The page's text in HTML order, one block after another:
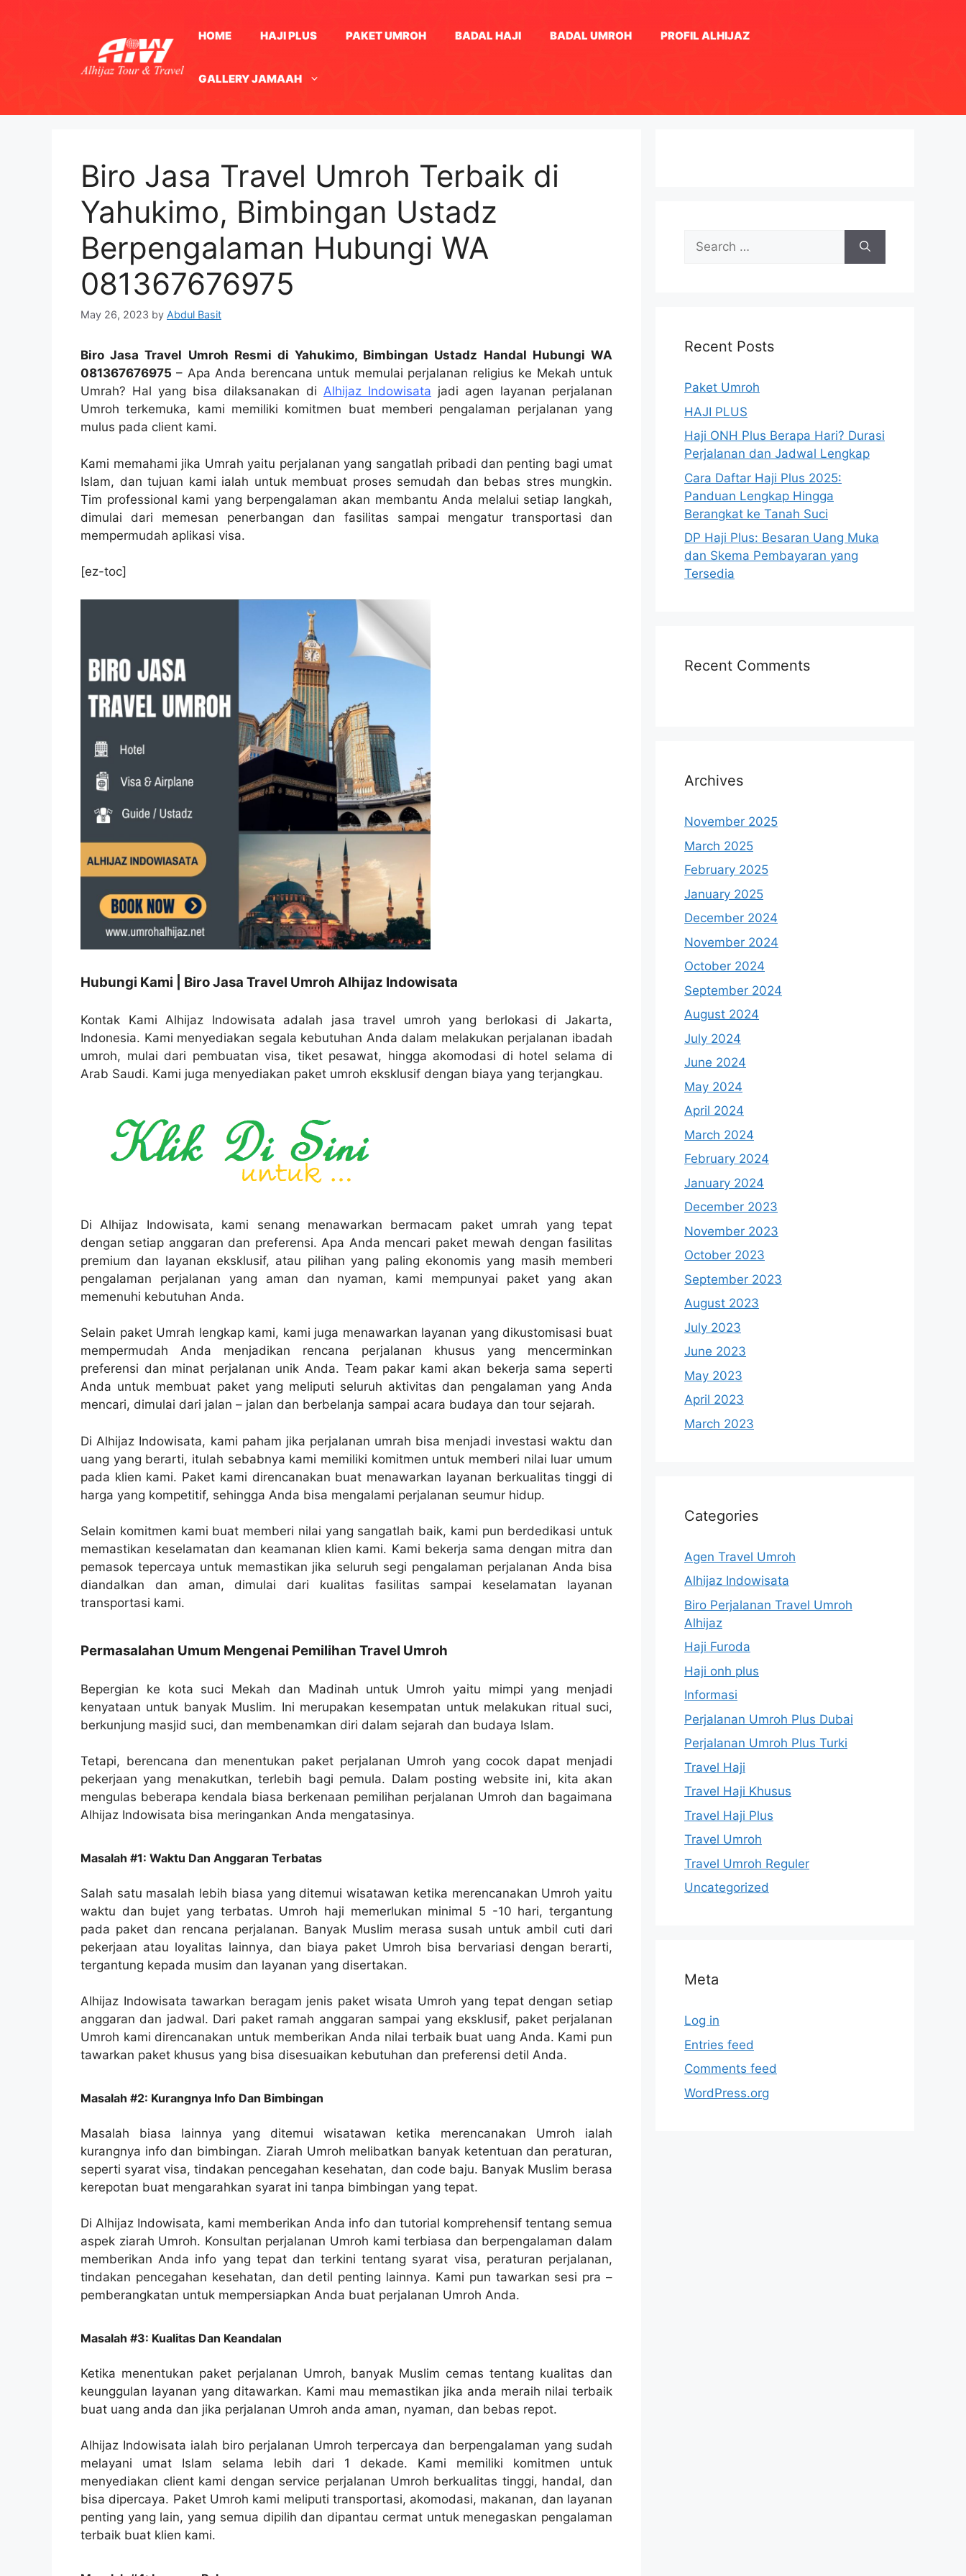
HOME HAJI PLUS PAKET UMROH BADAL HAJI BADAL UMROH PROFIL ALHIJAZ
GALLERY JAMAAH
Biro Jasa Travel Umroh Terbaik di
Yahukimo, Bimbingan Ustadz
Berpengalaman Hubungi WA
081367676975
May 26, 2023 by Abdul Basit
Biro Jasa Travel Umroh Resmi di Yahukimo, Bimbingan Ustadz Handal Hubungi WA
081367676975 – Apa Anda berencana untuk memulai perjalanan religius ke Mekah untuk
Umrah? Hal yang bisa dilaksanakan di Alhijaz Indowisata jadi agen layanan perjalanan
Umroh terkemuka, kami memiliki komitmen buat memberi pengalaman perjalanan yang
mulus pada client kami.
Kami memahami jika Umrah yaitu perjalanan yang sangatlah pribadi dan penting bagi umat
Islam, dan tujuan kami ialah untuk membuat proses semudah dan bebas stres mungkin.
Tim professional kami yang berpengalaman akan membantu Anda melalui setiap langkah,
dimulai dari memesan penerbangan dan fasilitas sampai mengatur transportasi dan
mempermudah aplikasi visa.
[ez-toc]
Hubungi Kami | Biro Jasa Travel Umroh Alhijaz Indowisata
Kontak Kami Alhijaz Indowisata adalah jasa travel umroh yang berlokasi di Jakarta,
Indonesia. Kami menyediakan segala kebutuhan Anda dalam melakukan perjalanan ibadah
umroh, mulai dari pembuatan visa, tiket pesawat, hingga akomodasi di hotel selama di
Arab Saudi. Kami juga menyediakan paket umroh eksklusif dengan biaya yang terjangkau.
Di Alhijaz Indowisata, kami senang menawarkan bermacam paket umrah yang tepat
dengan setiap anggaran dan preferensi. Apa Anda mencari paket mewah dengan fasilitas
premium dan layanan eksklusif, atau pilihan yang paling ekonomis yang masih memberi
pengalaman perjalanan yang aman dan nyaman, kami mempunyai paket yang akan
memenuhi kebutuhan Anda.
Selain paket Umrah lengkap kami, kami juga menawarkan layanan yang dikustomisasi buat
mempermudah Anda menjadikan rencana perjalanan khusus yang mencerminkan
preferensi dan minat perjalanan unik Anda. Team pakar kami akan bekerja sama seperti
Anda untuk membuat paket yang meliputi seluruh aktivitas dan pengalaman yang Anda
mencari, dimulai dari jalan – jalan dan berbelanja sampai acara budaya dan tour sejarah.
Di Alhijaz Indowisata, kami paham jika perjalanan umrah bisa menjadi investasi waktu dan
uang yang berarti, itulah sebabnya kami memiliki komitmen untuk memberi nilai luar umum
pada klien kami. Paket kami direncanakan buat menawarkan layanan berkualitas tinggi di
harga yang kompetitif, sehingga Anda bisa mengalami perjalanan seumur hidup.
Selain komitmen kami buat memberi nilai yang sangatlah baik, kami pun berdedikasi untuk
memastikan keselamatan dan keamanan klien kami. Kami bekerja sama dengan mitra dan
pemasok tepercaya untuk memastikan jika seluruh segi pengalaman perjalanan Anda bisa
diandalkan dan aman, dimulai dari kualitas fasilitas sampai keselamatan layanan
transportasi kami.
Permasalahan Umum Mengenai Pemilihan Travel Umroh
Bepergian ke kota suci Mekah dan Madinah untuk Umroh yaitu mimpi yang menjadi
kenyataan untuk banyak Muslim. Ini merupakan kesempatan untuk melakukan ritual suci,
berkunjung masjid suci, dan membenamkan diri dalam sejarah dan budaya Islam.
Tetapi, berencana dan menentukan paket perjalanan Umroh yang cocok dapat menjadi
pekerjaan yang menakutkan, terlebih bagi pemula. Dalam posting website ini, kita akan
mengulas beberapa kendala biasa berkenaan pemilihan perjalanan Umroh dan bagaimana
Alhijaz Indowisata bisa meringankan Anda mengatasinya.
Masalah #1: Waktu Dan Anggaran Terbatas
Salah satu masalah lebih biasa yang ditemui wisatawan ketika merencanakan Umroh yaitu
waktu dan bujet yang terbatas. Umroh haji memerlukan minimal 5 -10 hari, tergantung
pada paket dan rencana perjalanan. Banyak Muslim merasa susah untuk ambil cuti dari
pekerjaan atau loyalitas lainnya, dan biaya paket Umroh bisa bervariasi dengan berarti,
tergantung kepada musim dan layanan yang disertakan.
Alhijaz Indowisata tawarkan beragam jenis paket wisata Umroh yang tepat dengan setiap
anggaran dan jadwal. Dari paket ramah anggaran sampai yang eksklusif, paket perjalanan
Umroh kami direncanakan untuk memberikan Anda nilai terbaik buat uang Anda. Kami pun
tawarkan paket khusus yang bisa disesuaikan kebutuhan dan preferensi detil Anda.
Masalah #2: Kurangnya Info Dan Bimbingan
Masalah biasa lainnya yang ditemui wisatawan ketika merencanakan Umroh ialah
kurangnya info dan bimbingan. Ziarah Umroh melibatkan banyak ketentuan dan peraturan,
seperti syarat visa, tindakan pencegahan kesehatan, dan code baju. Banyak Muslim berasa
kerepotan buat mengarahkan syarat ini tanpa bimbingan yang tepat.
Di Alhijaz Indowisata, kami memberikan Anda info dan tutorial komprehensif tentang semua
aspek ziarah Umroh. Konsultan perjalanan Umroh kami terbiasa dan berpengalaman dalam
memberikan Anda info yang tepat dan terkini tentang syarat visa, peraturan perjalanan,
tindakan pencegahan kesehatan, dan detil penting lainnya. Kami pun tawarkan sesi pra –
pemberangkatan untuk mempersiapkan Anda buat perjalanan Umroh Anda.
Masalah #3: Kualitas Dan Keandalan
Ketika menentukan paket perjalanan Umroh, banyak Muslim cemas tentang kualitas dan
keunggulan layanan yang ditawarkan. Kami mau memastikan jika anda meraih nilai terbaik
buat uang anda dan jika perjalanan Umroh anda aman, nyaman, dan bebas repot.
Alhijaz Indowisata ialah biro perjalanan Umroh terpercaya dan berpengalaman yang sudah
melayani umat Islam selama lebih dari 1 dekade. Kami memiliki komitmen untuk
menyediakan client kami dengan service perjalanan Umroh berkualitas tinggi, handal, dan
bisa dipercaya. Paket Umroh kami meliputi transportasi, akomodasi, makanan, dan layanan
penting yang lain, yang semua dipilih dan dipantau cermat untuk menegaskan pengalaman
terbaik buat klien kami.
Search
for:
Recent Posts
Paket Umroh
HAJI PLUS
Haji ONH Plus Berapa Hari? Durasi
Perjalanan dan Jadwal Lengkap
Cara Daftar Haji Plus 2025:
Panduan Lengkap Hingga
Berangkat ke Tanah Suci
DP Haji Plus: Besaran Uang Muka
dan Skema Pembayaran yang
Tersedia
Recent Comments
Archives
November 2025
March 2025
February 2025
January 2025
December 2024
November 2024
October 2024
September 2024
August 2024
July 2024
June 2024
May 2024
April 2024
March 2024
February 2024
January 2024
December 2023
November 2023
October 2023
September 2023
August 2023
July 2023
June 2023
May 2023
April 2023
March 2023
Categories
Agen Travel Umroh
Alhijaz Indowisata
Biro Perjalanan Travel Umroh
Alhijaz
Haji Furoda
Haji onh plus
Informasi
Perjalanan Umroh Plus Dubai
Perjalanan Umroh Plus Turki
Travel Haji
Travel Haji Khusus
Travel Haji Plus
Travel Umroh
Travel Umroh Reguler
Uncategorized
Meta
Log in
Entries feed
Comments feed
WordPress.org